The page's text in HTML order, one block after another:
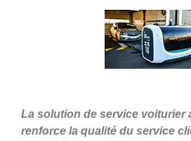
La solution de service voiturier
renforce la qualité du service